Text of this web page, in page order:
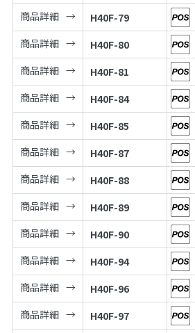
商品詳細
H40F-79
商品詳細
H40F-80
商品詳細
H40F-81
商品詳細
H40F-84
商品詳細
H40F-85
商品詳細
H40F-87
商品詳細
H40F-88
商品詳細
H40F-89
商品詳細
H40F-90
商品詳細
H40F-94
商品詳細
H40F-96
商品詳細
H40F-97